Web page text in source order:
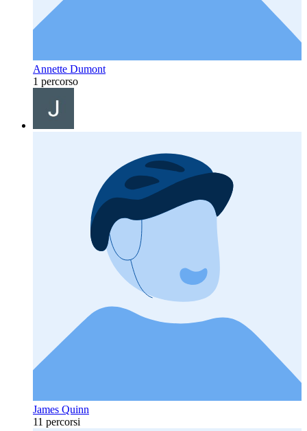
Annette Dumont
1 percorso
James Quinn
11 percorsi